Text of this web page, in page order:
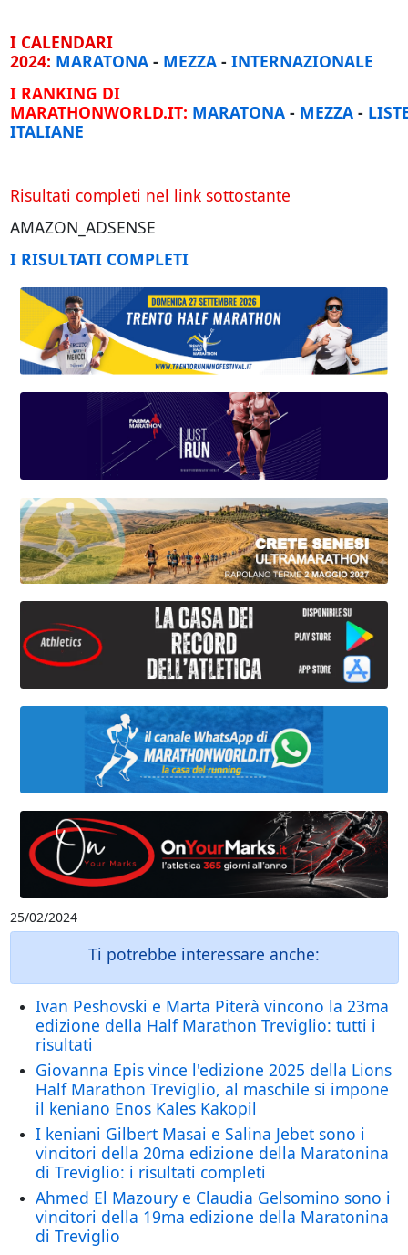
I CALENDARI
2024: MARATONA- MEZZA- INTERNAZIONALE
I RANKING DI
MARATHONWORLD.IT: MARATONA- MEZZA-
ITALIANE
Risultati completi nel link sottostante
AMAZON_ADSENSE
I RISULTATI COMPLETI
25/02/2024
Ti potrebbe interessare anche:
Ivan Peshovski e Marta Piterà vincono la 23ma
edizione della Half Marathon Treviglio: tutti i
risultati
Giovanna Epis vince l'edizione 2025 della Lions
Half Marathon Treviglio, al maschile si impone
il keniano Enos Kales Kakopil
I keniani Gilbert Masai e Salina Jebet sono i
vincitori della 20ma edizione della Maratonina
di Treviglio: i risultati completi
Ahmed El Mazoury e Claudia Gelsomino sono i
vincitori della 19ma edizione della Maratonina
di Treviglio